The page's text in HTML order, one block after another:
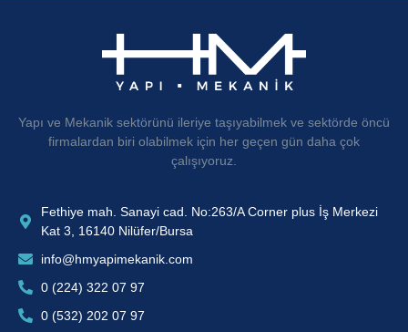
Yapı ve Mekanik sektörünü ileriye taşıyabilmek ve sektörde öncü
firmalardan biri olabilmek için her geçen gün daha çok
çalışıyoruz.
Fethiye mah. Sanayi cad. No:263/A Corner plus İş Merkezi
Kat 3, 16140 Nilüfer/Bursa
info@hmyapimekanik.com
0 (224) 322 07 97
0 (532) 202 07 97